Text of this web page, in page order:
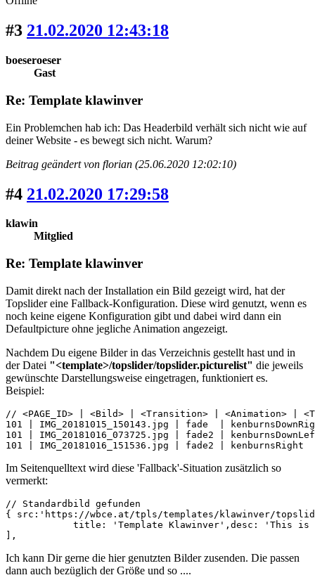
#3 21.02.2020 12:43:18
boeseroeser
Gast
Re: Template klawinver
Ein Problemchen hab ich: Das Headerbild verhält sich nicht wie auf
deiner Website - es bewegt sich nicht. Warum?
Beitrag geändert von florian (25.06.2020 12:02:10)
#4 21.02.2020 17:29:58
klawin
Mitglied
Re: Template klawinver
Damit direkt nach der Installation ein Bild gezeigt wird, hat der
Topslider eine Fallback-Konfiguration. Diese wird genutzt, wenn es
noch keine eigene Konfiguration gibt und dabei wird dann ein
Defaultpicture ohne jegliche Animation angezeigt.
Nachdem Du eigene Bilder in das Verzeichnis gestellt hast und in
der Datei "<template>/topslider/topslider.picturelist" die jeweils
gewünschte Darstellungsweise eingetragen, funktioniert es.
Beispiel:
// <PAGE_ID> | <Bild> | <Transition> | <Animation> |
101 | IMG_20181015_150143.jpg | fade  |
101 | IMG_20181016_073725.jpg | fade2 |
101 | IMG_20181016_151536.jpg | fade2 |
Im Seitenquelltext wird diese 'Fallback'-Situation zusätzlich so
vermerkt:
// Standardbild gefunden
{ src:'https://wbce.at/tpls/templates/klawinver/
title: 'Template Klawinver',desc: 'This
],
Ich kann Dir gerne die hier genutzten Bilder zusenden. Die passen
dann auch bezüglich der Größe und so ....